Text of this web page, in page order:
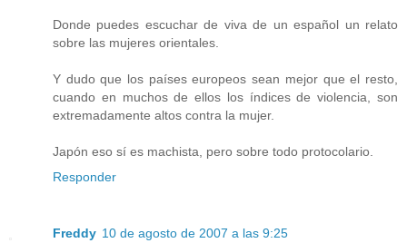
Donde puedes escuchar de viva de un español un relato
sobre las mujeres orientales.
Y dudo que los países europeos sean mejor que el resto,
cuando en muchos de ellos los índices de violencia, son
extremadamente altos contra la mujer.
Japón eso sí es machista, pero sobre todo protocolario.
Responder
Freddy 10 de agosto de 2007 a las 9:25